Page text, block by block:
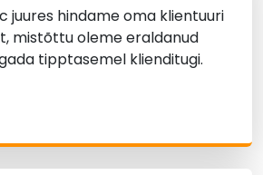
juures hindame oma klientuuri
mistõttu oleme eraldanud
tipptasemel klienditugi.